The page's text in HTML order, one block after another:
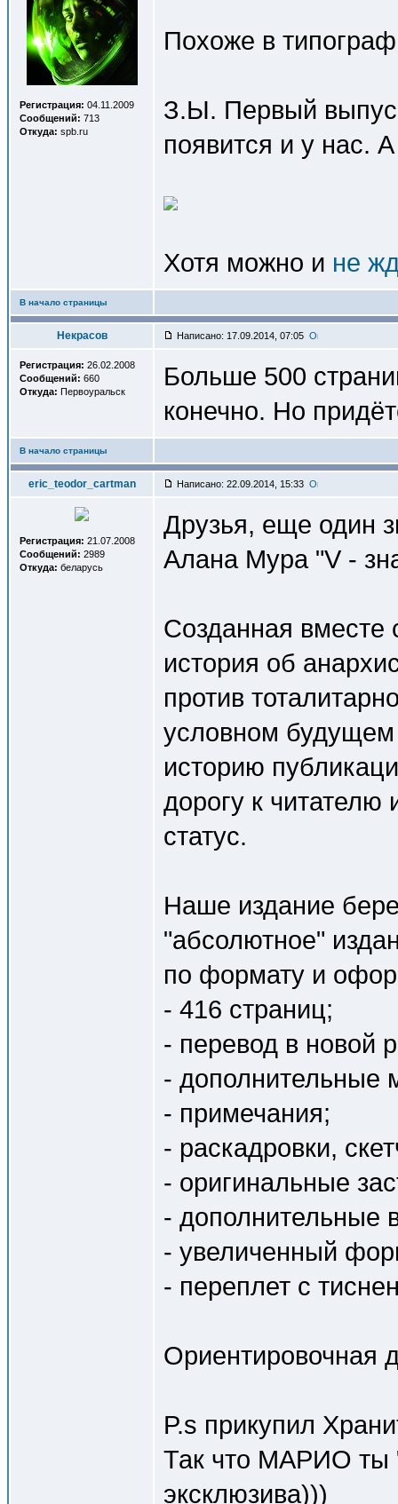
Регистрация: 04.11.2009
Сообщений: 713
Откуда: spb.ru
Похоже в
З.Ы. Первый
появится и у нас.
Хотя можно и не
В начало страницы
Некрасов Написано: 17.09.2014, 07:05
Регистрация: 26.02.2008
Сообщений: 660
Откуда: Первоуральск
Больше 500
конечно. Но
В начало страницы
eric_teodor_cartman Написано: 22.09.2014, 15:33
Регистрация: 21.07.2008
Сообщений: 2989
Откуда: беларусь
Друзья, еще один
Алана Мура "V -
Созданная
история об
против
условном
историю
дорогу к читателю
статус.
Наше издание
"абсолютное"
по формату и
- 416 страниц;
- перевод в новой
- дополнительные
- примечания;
- раскадровки,
- оригинальные
- дополнительные
- увеличенный
- переплет с
Ориентировочная
P.s прикупил
Так что МАРИО ты
эксклюзива)))